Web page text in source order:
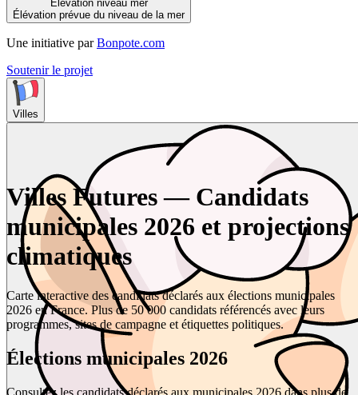
Élévation niveau mer
Élévation prévue du niveau de la mer
Une initiative par Bonpote.com
Soutenir le projet
Villes
Villes Futures — Candidats
municipales 2026 et projections
climatiques
Carte interactive des candidats déclarés aux élections municipales
2026 en France. Plus de 50 000 candidats référencés avec leurs
programmes, sites de campagne et étiquettes politiques.
Élections municipales 2026
Consultez les candidats déclarés aux municipales 2026 dans plus de